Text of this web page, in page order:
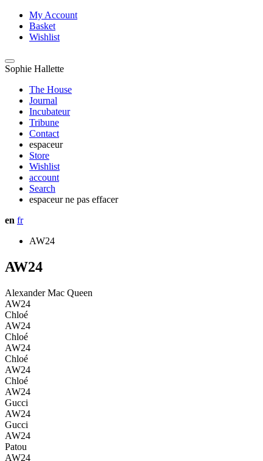
My Account
Basket
Wishlist
Sophie Hallette
The House
Journal
Incubateur
Tribune
Contact
espaceur
Store
Wishlist
account
Search
espaceur ne pas effacer
en fr
AW24
AW24
Alexander Mac Queen
AW24
Chloé
AW24
Chloé
AW24
Chloé
AW24
Chloé
AW24
Gucci
AW24
Gucci
AW24
Patou
AW24